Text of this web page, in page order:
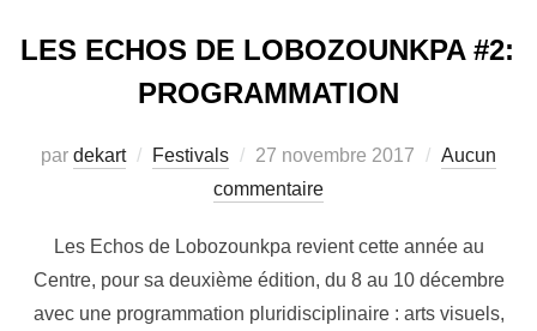
LES ECHOS DE LOBOZOUNKPA #2:
PROGRAMMATION
par dekart Festivals 27 novembre 2017
Aucun
commentaire
Les Echos de Lobozounkpa revient cette année au
Centre, pour sa deuxième édition, du 8 au 10 décembre
avec une programmation pluridisciplinaire : arts visuels,